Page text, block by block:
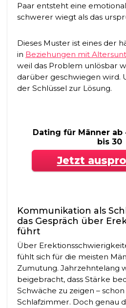
Paar entsteht eine
schwerer wiegt als das
Dieses Muster ist eines der
in Beziehungen mit
weil das Problem unlösbar
darüber geschwiegen wird.
der Schlüssel zur Lösung.
Dating für Männer ab
bis 30
Jetzt
Kommunikation als
das Gespräch über
führt
Über
fühlt sich für die meisten
Zumutung. Jahrzehntelang
beigebracht, dass Stärke
Schwäche zu zeigen –
Schlafzimmer. Doch genau